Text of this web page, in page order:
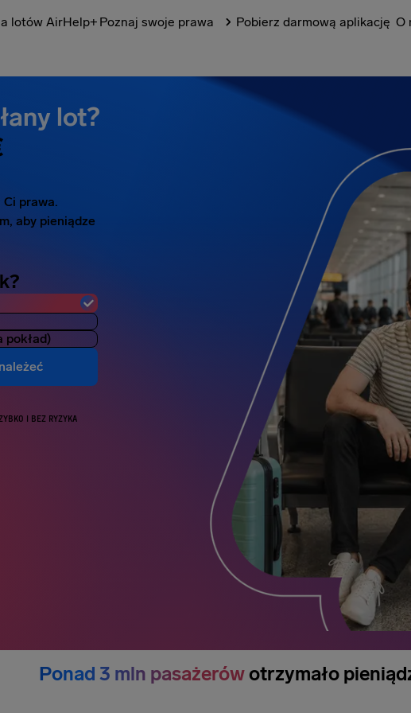
lotów AirHelp+ Poznaj swoje prawa Pobierz darmową aplikację O
lot?
Ci prawa.
aby pieniądze
pokład)
I BEZ RYZYKA
Ponad 3 mln pasażerówotrzymało